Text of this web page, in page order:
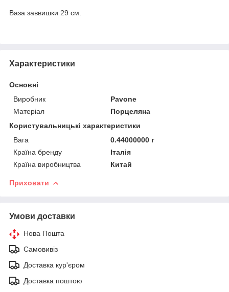
Ваза заввишки 29 см.
Характеристики
Основні
Виробник
Pavone
Матеріал
Порцеляна
Користувальницькі характеристики
Вага
0.44000000 г
Країна бренду
Італія
Країна виробництва
Китай
Приховати
Умови доставки
Нова Пошта
Самовивіз
Доставка кур'єром
Доставка поштою